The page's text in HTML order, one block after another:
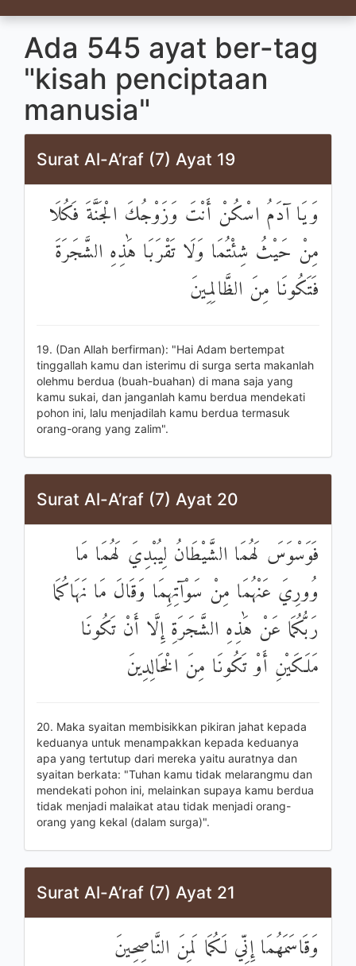
Ada 545 ayat ber-tag
"kisah penciptaan
manusia"
Surat Al-A’raf (7) Ayat 19
وَيَا آدَمُ اسْكُنْ أَنْتَ وَزَوْجُكَ الْجَنَّةَ فَكُلَا
مِنْ حَيْثُ شِئْتُمَا وَلَا تَقْرَبَا هَٰذِهِ الشَّجَرَةَ
فَتَكُونَا مِنَ الظَّالِمِينَ
19. (Dan Allah berfirman): "Hai Adam bertempat
tinggallah kamu dan isterimu di surga serta makanlah
olehmu berdua (buah-buahan) di mana saja yang
kamu sukai, dan janganlah kamu berdua mendekati
pohon ini, lalu menjadilah kamu berdua termasuk
orang-orang yang zalim".
Surat Al-A’raf (7) Ayat 20
فَوَسْوَسَ لَهُمَا الشَّيْطَانُ لِيُبْدِيَ لَهُمَا مَا
وُورِيَ عَنْهُمَا مِنْ سَوْآتِهِمَا وَقَالَ مَا نَهَاكُمَا
رَبُّكُمَا عَنْ هَٰذِهِ الشَّجَرَةِ إِلَّا أَنْ تَكُونَا
مَلَكَيْنِ أَوْ تَكُونَا مِنَ الْخَالِدِينَ
20. Maka syaitan membisikkan pikiran jahat kepada
keduanya untuk menampakkan kepada keduanya
apa yang tertutup dari mereka yaitu auratnya dan
syaitan berkata: "Tuhan kamu tidak melarangmu dan
mendekati pohon ini, melainkan supaya kamu berdua
tidak menjadi malaikat atau tidak menjadi orang-
orang yang kekal (dalam surga)".
Surat Al-A’raf (7) Ayat 21
وَقَاسَمَهُمَا إِنِّي لَكُمَا لَمِنَ النَّاصِحِينَ